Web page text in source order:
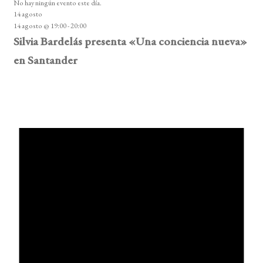
No hay ningún evento este día.
14 agosto
14 agosto @ 19:00-20:00
Silvia Bardelás presenta «Una conciencia nueva»
en Santander